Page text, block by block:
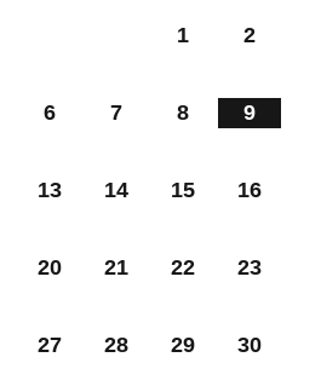
1 2
6 7 8 9
13 14 15 16
20 21 22 23
27 28 29 30